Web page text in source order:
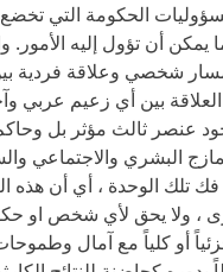
الحكومة التي
أن تؤول إليه الأمور.
مسار شخصي وعلاقة فردية
بين أي زعيم عربي
عنصر ثالث مؤثر بل
البشري والاجتماعي
الوحدة ، أي أن هذه
، ولا يحق لأي شخص او
أو كلياً مع آمال